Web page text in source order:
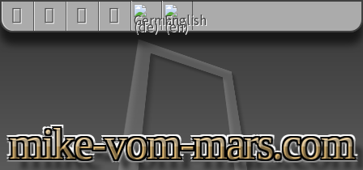
mike-vom-mars.com